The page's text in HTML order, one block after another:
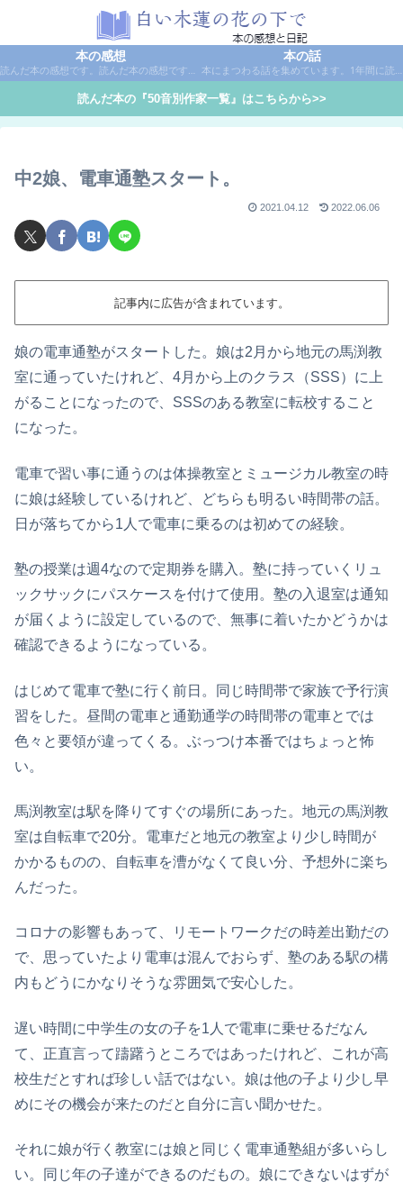
本の感想
読んだ本の感想です。読んだ本の感想です。本は作家名で50音別に分類しています。
本の話
本にまつわる話を集めています。1年間に読んだ本の総括や、本に関する話題など。
読んだ本の『50音別作家一覧』はこちらから>>
中2娘、電車通塾スタート。
2021.04.12 2022.06.06
記事内に広告が含まれています。
娘の電車通塾がスタートした。娘は2月から地元の馬渕教
室に通っていたけれど、4月から上のクラス（SSS）に上
がることになったので、SSSのある教室に転校すること
になった。
電車で習い事に通うのは体操教室とミュージカル教室の時
に娘は経験しているけれど、どちらも明るい時間帯の話。
日が落ちてから1人で電車に乗るのは初めての経験。
塾の授業は週4なので定期券を購入。塾に持っていくリュ
ックサックにパスケースを付けて使用。塾の入退室は通知
が届くように設定しているので、無事に着いたかどうかは
確認できるようになっている。
はじめて電車で塾に行く前日。同じ時間帯で家族で予行演
習をした。昼間の電車と通勤通学の時間帯の電車とでは
色々と要領が違ってくる。ぶっつけ本番ではちょっと怖
い。
馬渕教室は駅を降りてすぐの場所にあった。地元の馬渕教
室は自転車で20分。電車だと地元の教室より少し時間が
かかるものの、自転車を漕がなくて良い分、予想外に楽ち
んだった。
コロナの影響もあって、リモートワークだの時差出勤だの
で、思っていたより電車は混んでおらず、塾のある駅の構
内もどうにかなりそうな雰囲気で安心した。
遅い時間に中学生の女の子を1人で電車に乗せるだなん
て、正直言って躊躇うところではあったけれど、これが高
校生だとすれば珍しい話ではない。娘は他の子より少し早
めにその機会が来たのだと自分に言い聞かせた。
それに娘が行く教室には娘と同じく電車通塾組が多いらし
い。同じ年の子達ができるのだもの。娘にできないはずが